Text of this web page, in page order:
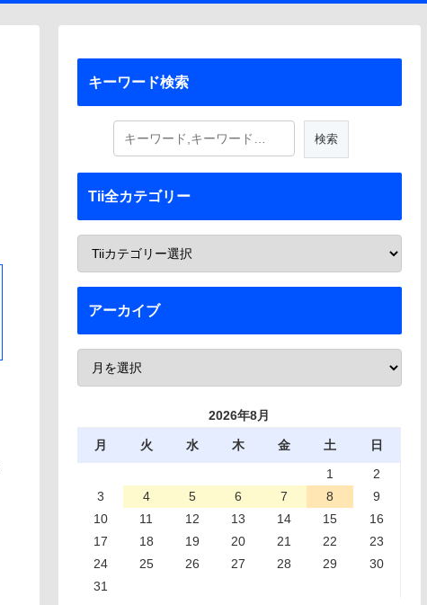
キーワード検索
Tii全カテゴリー
アーカイブ
2026年8月
月 火 水 木 金 土
日
1
2
3
4 5 6 7 8
9
10
11 12 13 14 15
16
17
18 19 20 21 22
23
24
25 26 27 28 29
30
31